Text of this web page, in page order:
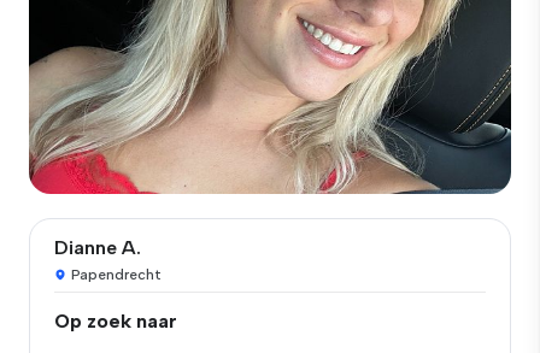
Dianne A.
Papendrecht
Op zoek naar